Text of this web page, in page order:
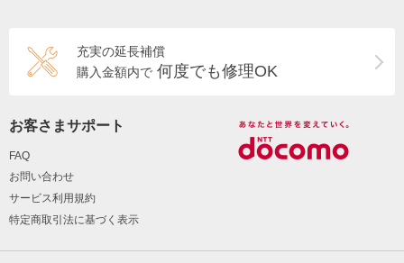
充実の延長補償
購入金額内で 何度でも修理OK
お客さまサポート
FAQ
お問い合わせ
サービス利用規約
特定商取引法に基づく表示